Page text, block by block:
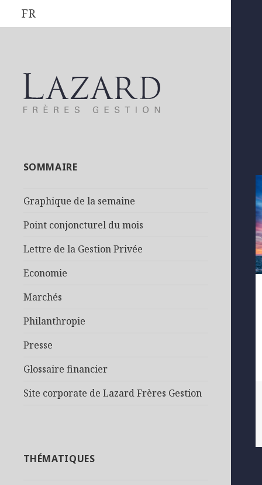
FR
SOMMAIRE
Graphique de la semaine
Point conjoncturel du mois
Lettre de la Gestion Privée
Economie
Marchés
Philanthropie
Presse
Glossaire financier
Site corporate de Lazard Frères Gestion
THÉMATIQUES